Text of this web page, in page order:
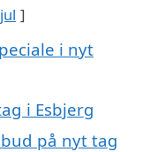
i nyt
i Esbjerg
på nyt tag